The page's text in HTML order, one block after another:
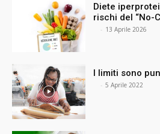
Diete
rischi del “No-
- 13 Aprile 2026
I limiti sono
- 5 Aprile 2022